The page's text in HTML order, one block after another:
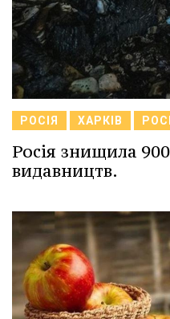
РОСІЯ ХАРКІВ
Росія знищила
видавництв.